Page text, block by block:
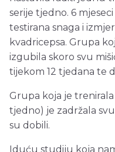
serije tjedno. 6
testirana snaga i
kvadricepsa. Grupa
izgubila skoro svu
tijekom 12 tjedana te
Grupa koja je
tjedno) je zadržala
su dobili.
Iduću studiju koja